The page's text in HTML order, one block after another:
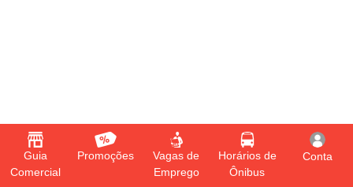
Guia
Comercial
Promoções
Vagas de
Emprego
Horários de
Ônibus
Conta